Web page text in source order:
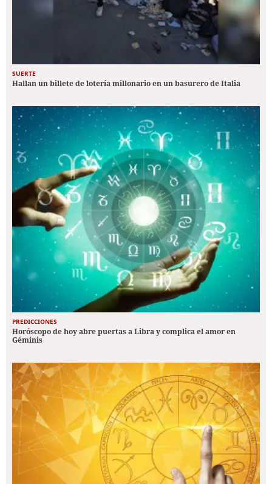
SUERTE
Hallan un billete de lotería millonario en un basurero de Italia
PREDICCIONES
Horóscopo de hoy abre puertas a Libra y complica el amor en
Géminis